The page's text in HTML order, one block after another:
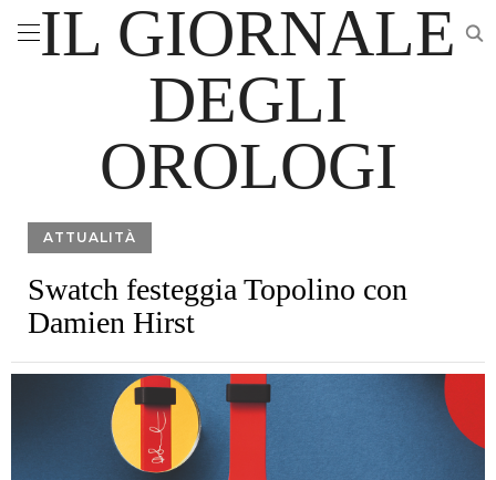
IL GIORNALE
DEGLI
OROLOGI
ATTUALITÀ
Swatch festeggia Topolino con
Damien Hirst